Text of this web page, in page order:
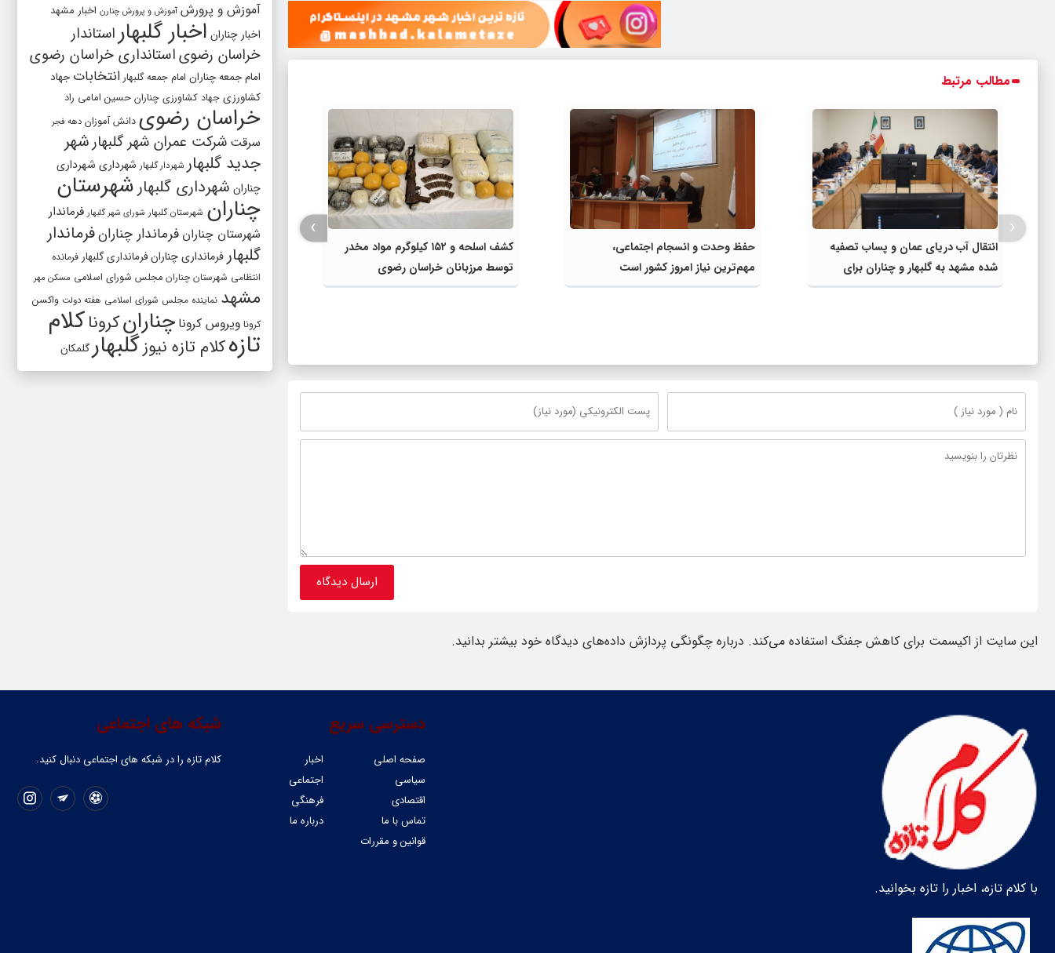
مطالب مرتبط
انتقال آب دریای عمان و پساب تصفیه
شده مشهد به گلبهار و چناران برای
مصارف صنعتی و کشاورزی | لزوم تسریع
حفظ وحدت و انسجام اجتماعی،
مهم‌ترین نیاز امروز کشور است
کشف اسلحه و ۱۵۲ کیلوگرم مواد مخدر
توسط مرزبانان خراسان رضوی
اهدای داروی حیاتی رتپلاز به‌صورت
رایگان جهت استفاده بیماران قلبی چناران
‹
›
این سایت از اکیسمت برای کاهش جفنگ استفاده می‌کند. درباره چگونگی پردازش داده‌های دیدگاه خود بیشتر بدانید.
آموزش و پرورش آموزش و پرورش چنارن اخبار مشهد
اخبار چناران اخبار گلبهار استاندار
خراسان رضویاستانداری خراسان رضوی
امام جمعه چناران امام جمعه گلبهار انتخابات جهاد
کشاورزی جهاد کشاورزی چناران حسین امامی راد
خراسان رضوی دانش آموزان دهه فجر
سرقت شرکت عمران شهر گلبهارشهر
جدید گلبهار شهردار گلبهار شهرداری شهرداری
چناران شهرداری گلبهار شهرستان
چناران شهرستان گلبهار شورای شهر گلبهار فرماندار
شهرستان چناران فرماندار چنارانفرماندار
گلبهار فرمانداری چنارانفرمانداری گلبهار فرمانده
انتظامی شهرستان چناران مجلس شورای اسلامی مسکن مهر
مشهد نماینده مجلس شورای اسلامی هفته دولت واکسن
کرونا ویروس کرونا چنارانکروناکلام
تازهکلام تازه نیوزگلبهارگلمکان
با کلام تازه، اخبار را تازه بخوانید.
شبکه های اجتماعی
کلام تازه را در شبکه ‌های اجتماعی دنبال کنید.
دسترسی سریع
صفحه اصلی
اخبار
سیاسی
اجتماعی
اقتصادی
فرهنگی
تماس با ما
درباره ما
قوانین و مقررات